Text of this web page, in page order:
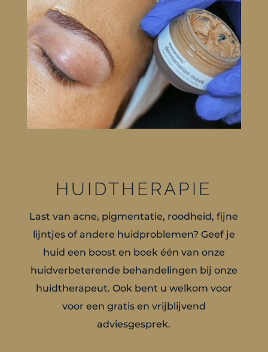
HUIDTHERAPIE
Last van acne, pigmentatie, roodheid , fijne
lijntjesof andere huidproblemen? Geef je
huid een boost en boek één van onze
huidverbeterende behandelingen bij onze
huidtherapeut. Ook bent u welkom voor
voor een gratis en vrijblijvend
adviesgesprek.